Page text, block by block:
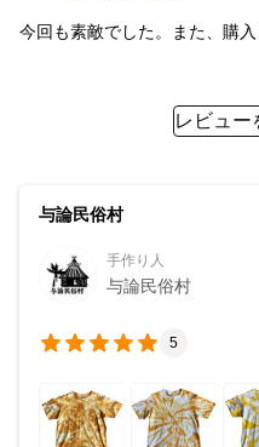
今回も素敵でした。また、購入
レビュー
与論民俗村
手作り人
与論民俗村
5